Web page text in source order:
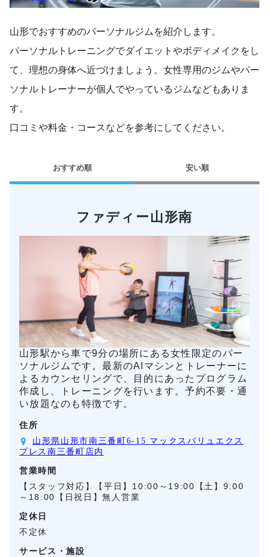
山形でおすすめのパーソナルジムを紹介します。
パーソナルトレーニングでダイエットやボディメイクをし
て、理想の身体へ近づけましょう。女性専用のジムやパー
ソナルトレーナーが個人でやっているジムなどもありま
す。
口コミや料金・コースなどを参考にしてください。
おすすめ順 安い順
ファディー山形南
山形駅から車で9分の場所にある女性限定のパー
ソナルジムです。最新のAIマシンとトレーナーに
よるカウンセリングで、目的にあったプログラム
作成し、トレーニングを行います。予約不要・通
い放題なのも特徴です。
住所
山形県山形市南三番町6-15 マックスバリュエクス
プレス南三番町店内
営業時間
【スタッフ対応】【平日】10:00～19:00【土】9:00
～18:00【日祝日】無人営業
定休日
不定休
サービス・施設